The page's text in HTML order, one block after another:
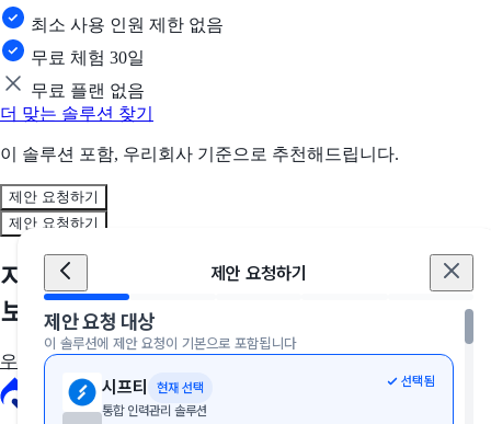
최소 사용 인원 제한 없음
무료 체험 30일
무료 플랜 없음
더 맞는 솔루션 찾기
이 솔루션 포함, 우리회사 기준으로 추천해드립니다.
제안 요청하기
제안 요청하기
제안 요청 대상
이 솔루션에 제안 요청이 기본으로 포함됩니다
시프티
현재 선택
통합 인력관리 솔루션
선택됨
제안 요청하기
지금, 우리 회사에 딱 맞는 솔루션을 만나
보세요
우리 회사에 딱 맞는 툴 추천받기